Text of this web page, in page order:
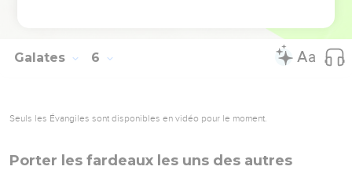
Galates 6
Seuls les Évangiles sont disponibles en vidéo pour le moment.
Porter les fardeaux les uns des autres